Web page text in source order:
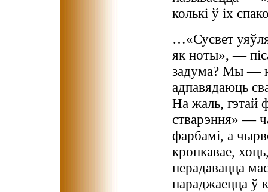
колькі ў іх
…«Сусвет
як ноты», —
задума? Мы —
адпавядаюць
На жаль, гэтай
стварэння» —
фарбамі, а
кропкавае,
перадавацца
нараджаецца ў